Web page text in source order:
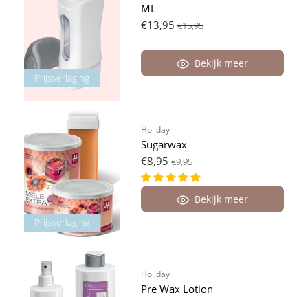
Prijsverlaging
ML
€13,95 €15,95
Bekijk meer
Prijsverlaging
Holiday
Sugarwax
€8,95 €9,95
Bekijk meer
Holiday
Pre Wax Lotion